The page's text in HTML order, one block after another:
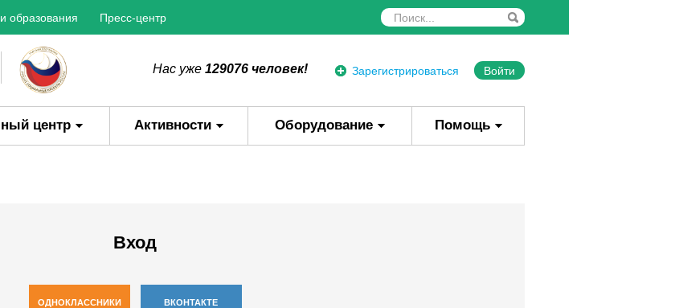
образования Пресс-центр
Зарегистрироваться Войти
Нас уже 129076 человек!
центр Активности Оборудование Помощь
Вход
ОДНОКЛАССНИКИ ВКОНТАКТЕ